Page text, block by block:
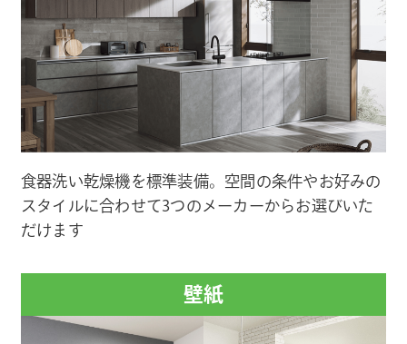
食器洗い乾燥機を標準装備。空間の条件やお好みの
スタイルに合わせて3つのメーカーからお選びいた
だけます
壁紙